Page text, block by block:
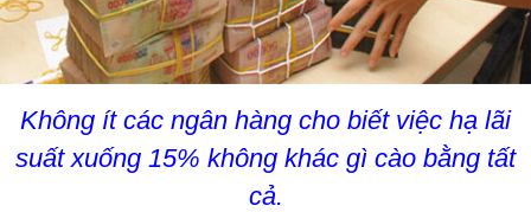
Không ít các ngân hàng cho biết việc hạ lãi
suất xuống 15% không khác gì cào bằng tất
cả.